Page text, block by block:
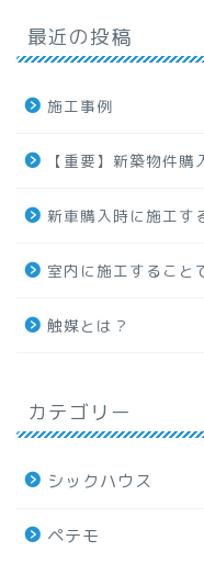
最近の投稿
施工事例
【重要】新築物件
新車購入時に施工す
室内に施工すること
触媒とは？
カテゴリー
シックハウス
ペテモ